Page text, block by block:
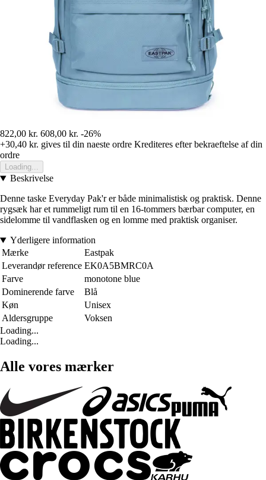
822,00 kr. 608,00 kr. -26%
+30,40 kr. gives til din naeste ordre Krediteres efter bekraeftelse af din
ordre
Loading...
Beskrivelse
Denne taske Everyday Pak'r er både minimalistisk og praktisk. Denne
rygsæk har et rummeligt rum til en 16-tommers bærbar computer, en
sidelomme til vandflasken og en lomme med praktisk organiser.
Yderligere information
Mærke
Eastpak
Leverandør reference EK0A5BMRC0A
Farve
monotone blue
Dominerende farve
Blå
Køn
Unisex
Aldersgruppe
Voksen
Loading...
Loading...
Alle vores mærker